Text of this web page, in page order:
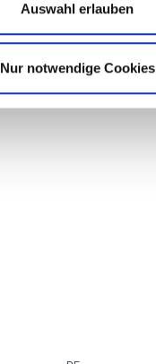
Auswahl erlauben
Nur notwendige Cookies